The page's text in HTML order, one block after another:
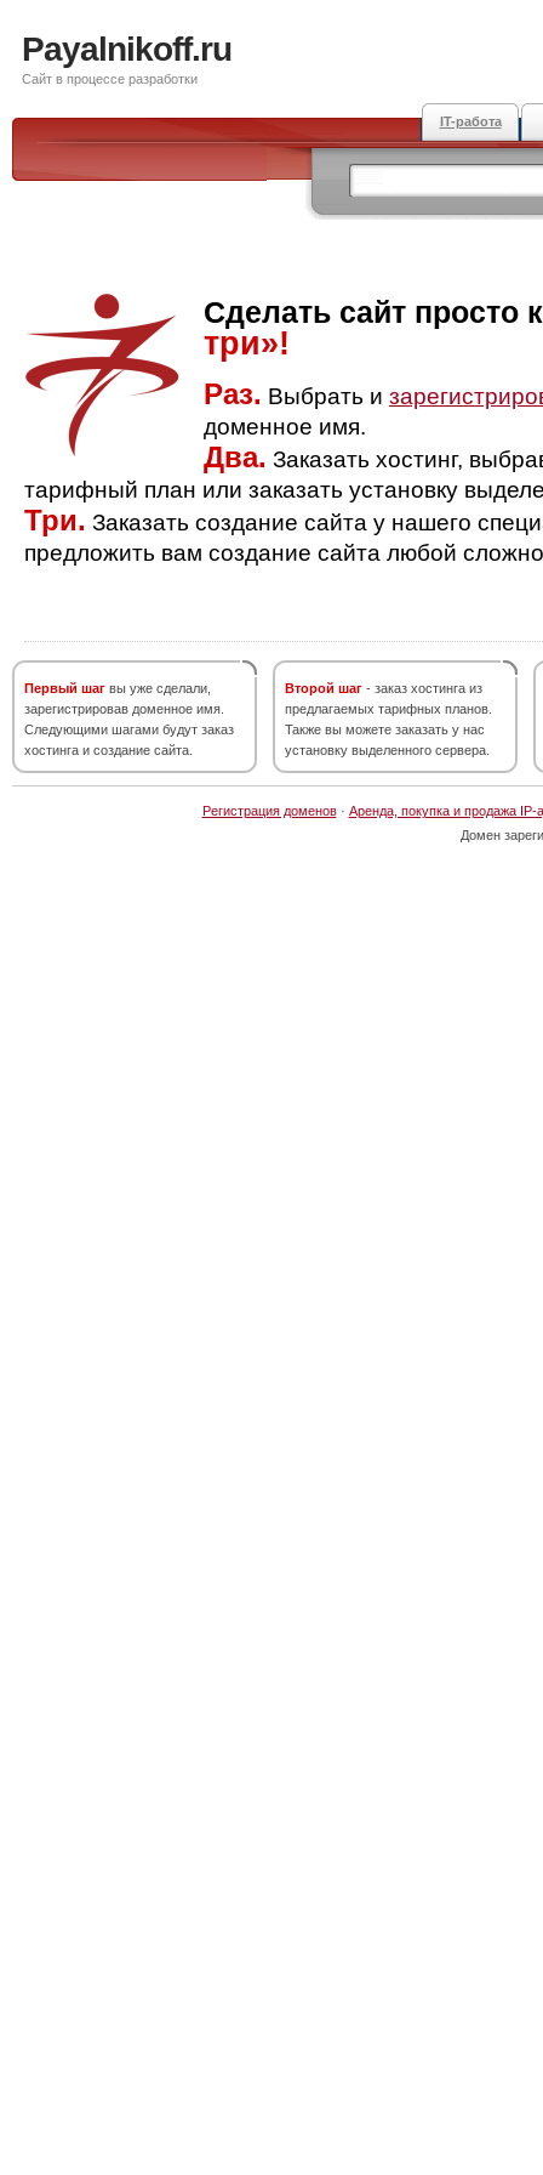
Payalnikoff.ru
Сайт в процессе разработки
IT-работа
Сделать сайт просто
три»!
Раз. Выбрать и
доменное имя.
Два. Заказать хостинг,
тарифный план или заказать установку
Три. Заказать создание сайта у нашего
предложить вам создание сайта любой
Первый шаг вы уже сделали,
зарегистрировав доменное имя.
Следующими шагами будут заказ
хостинга и создание сайта.
Второй шаг - заказ хостинга из
предлагаемых тарифных планов.
Также вы можете заказать у нас
установку выделенного сервера.
Регистрация доменов· Аренда, покупка и продажа IP-
Домен